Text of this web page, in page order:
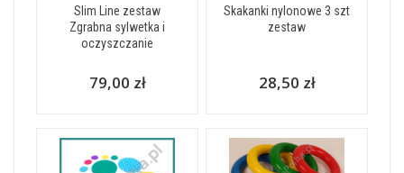
Slim Line zestaw
Zgrabna sylwetka i
oczyszczanie
79,00 zł
Skakanki nylonowe 3 szt
zestaw
28,50 zł